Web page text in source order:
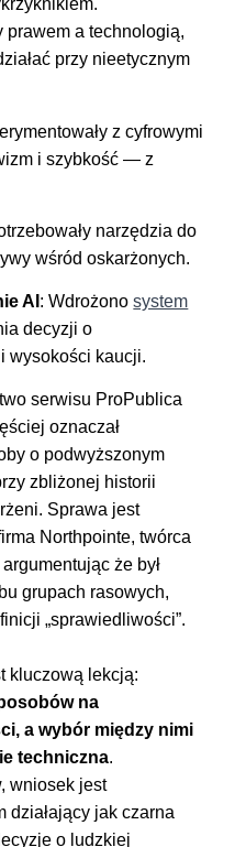
a technologią,
przy nieetycznym
z cyfrowymi
i szybkość — z
narzędzia do
wśród oskarżonych.
AI : Wdrożonosystem
decyzji o
wysokości kaucji.
serwisu ProPublica
oznaczał
o podwyższonym
zbliżonej historii
Sprawa jest
Northpointe, twórca
że był
grupach rasowych,
„sprawiedliwości”.
kluczową lekcją:
na
a wybór między nimi
techniczna.
wniosek jest
jak czarna
o ludzkiej